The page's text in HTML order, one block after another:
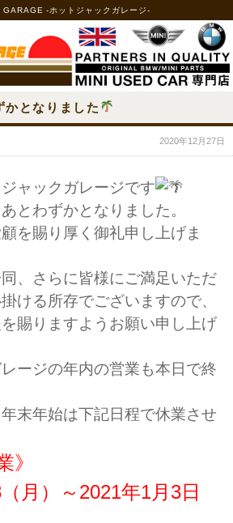
-ホットジャックガレージ-
かとなりました
2020年12月27日
ャックガレージです
とわずかとなりました。
を賜り厚く御礼申し上げま
、さらに皆様にご満足いただ
ける所存でございますので、
賜りますようお願い申し上げ
ージの年内の営業も本日で終
末年始は下記日程で休業させ
》
月）～2021年1月3日